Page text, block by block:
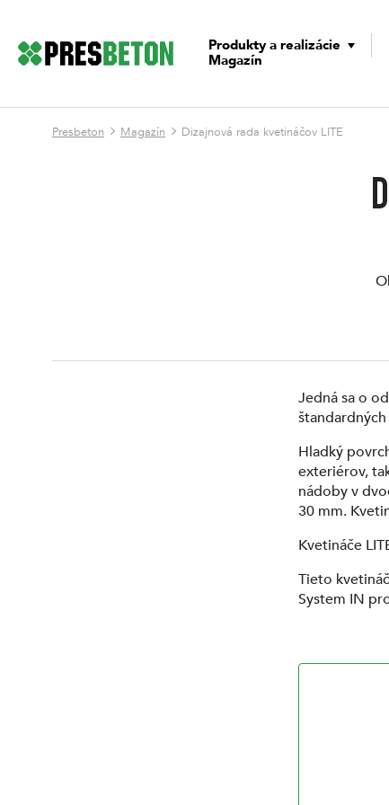
Produkty a realizácie
Magazín
Presbeton Magazín Dizajnová rada kvetináčov LITE
Jedná sa o
Hladký
exteriérov,
nádoby v
30 mm.
Kvetináče
Tieto
System IN